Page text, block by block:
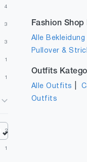
4
3
3
1
1
2
1
Fashion
Alle Bekleidung
Pullover &
Outfits
Alle Outfits
Outfits